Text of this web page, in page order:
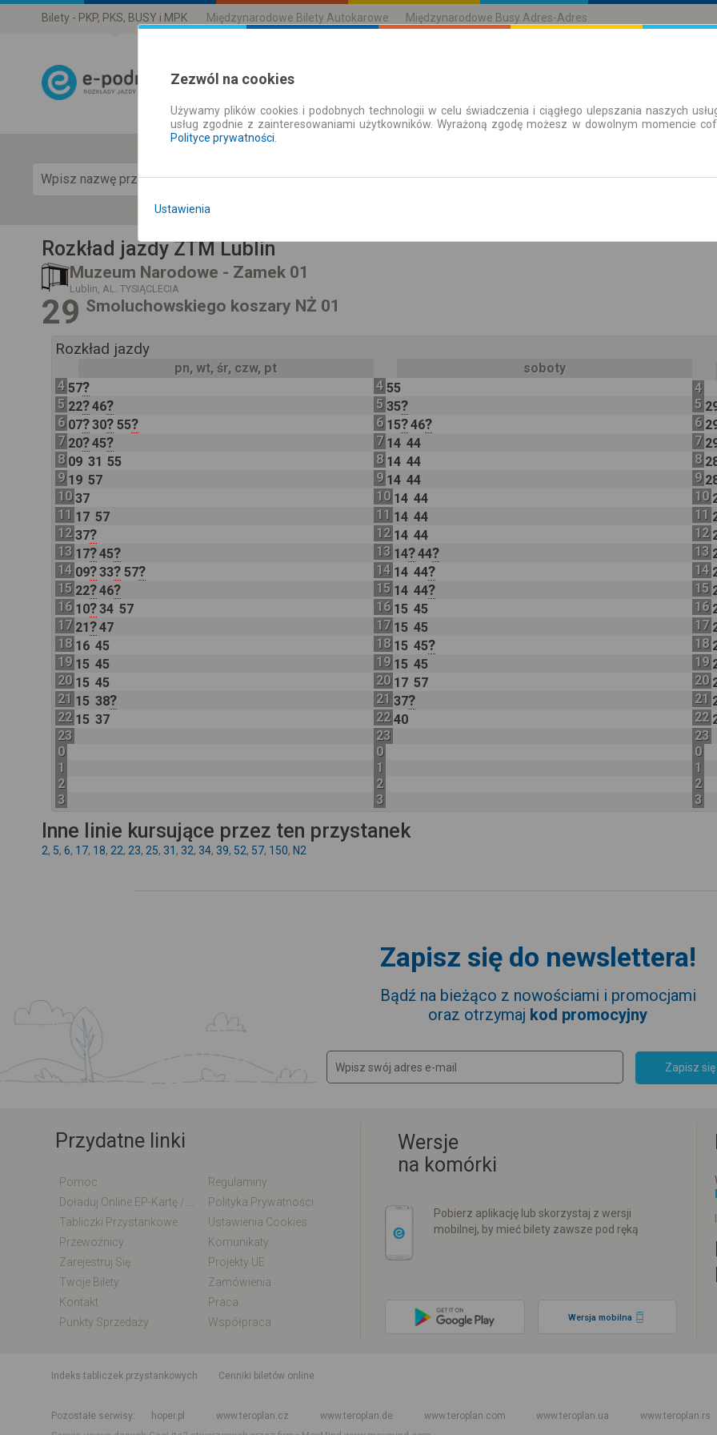
Bilety - PKP, PKS, BUSY i MPK Międzynarodowe Bilety Autokarowe Międzynarodowe Busy Adres-Adres
Rozkład Jazdy | Bilety Bilety okresowe
Pokaż rozkład
Rozkład jazdy ZTM Lublin
Muzeum Narodowe - Zamek 01
Lublin, AL. TYSIĄCLECIA
29 Smoluchowskiego koszary NŻ 01
Rozkład jazdy
pn, wt, śr, czw, pt
4 57?
5 22?46?
6 07?30? 55?
7 20?45?
8 09 31 55
9 19 57
10 37
11 17 57
12 37?
13 17?45?
14 09?33? 57?
15 22?46?
16 10?34 57
17 21?47
18 16 45
19 15 45
20 15 45
21 15 38?
22 15 37
23
0
1
2
3
soboty
4 55
5 35?
6 15?46?
7 14 44
8 14 44
9 14 44
10 14 44
11 14 44
12 14 44
13 14?44?
14 14 44?
15 14 44?
16 15 45
17 15 45
18 15 45?
19 15 45
20 17 57
21 37?
22 40
23
0
1
2
3
4
5
6
7
8
9
10
11
12
13
14
15
16
17
18
19
20
21
22
23
0
1
2
3
Inne linie kursujące przez ten przystanek
2, 5, 6, 17, 18, 22, 23, 25, 31 , 32, 34, 39, 52, 57, 150, N2
Zapisz się do newslettera!
Bądź na bieżąco z nowościami i promocjami
oraz otrzymaj kod promocyjny
Zapisz się
Przydatne linki
Pomoc
Regulaminy
Polityka Prywatności
Tabliczki Przystankowe
Ustawienia Cookies
Przewoźnicy
Komunikaty
Zarejestruj Się
Projekty UE
Twoje Bilety
Zamówienia
Kontakt
Praca
Punkty Sprzedaży
Współpraca
Wersje
na komórki
Pobierz aplikację lub skorzystaj z wersji
mobilnej, by mieć bilety zawsze pod ręką
Wersja mobilna
indeks tabliczek przystankowych
Cenniki biletów online
Pozostałe serwisy
hoper.pl www.teroplan.cz www.teroplan.de www.teroplan.com www.teroplan.ua
www.teroplan.rs
Zezwól na cookies
Używamy plików cookies i podobnych technologii w celu świadczenia i ciągłego ulepszania naszych
usług zgodnie z zainteresowaniami użytkowników. Wyrażoną zgodę możesz w dowolnym momencie
Polityce prywatności
Ustawienia